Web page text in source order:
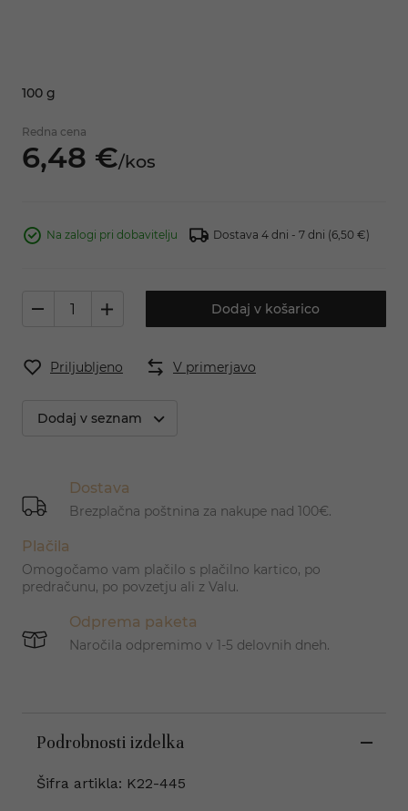
100 g
Redna cena
6,48 €/kos
Na zalogi pri dobavitelju Dostava 4 dni - 7 dni (6,50 €)
Dodaj v košarico
Priljubljeno V primerjavo
Dodaj v seznam
Dostava
Brezplačna poštnina za nakupe nad 100€.
Plačila
Omogočamo vam plačilo s plačilno kartico, po
predračunu, po povzetju ali z Valu.
Odprema paketa
Naročila odpremimo v 1-5 delovnih dneh.
Podrobnosti izdelka
Šifra artikla: K22-445